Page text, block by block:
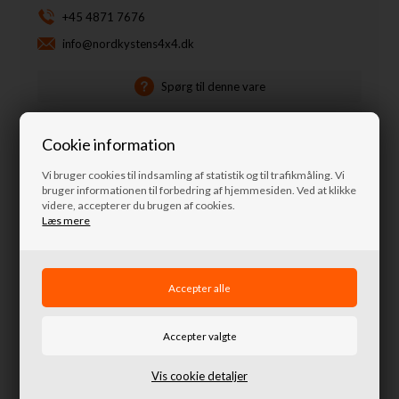
Cookie information
Vi bruger cookies til indsamling af statistik og til trafikmåling. Vi
bruger informationen til forbedring af hjemmesiden. Ved at klikke
videre, accepterer du brugen af cookies.
Læs mere
Vis cookie detaljer
+45 4871 7676
info@nordkystens4x4.dk
Spørg til denne vare
Relaterede varer
Beslag til montering af lygter på